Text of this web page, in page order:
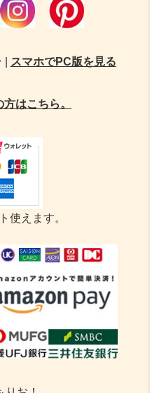
スマホでPC版を見る
はこちら。
使えます。